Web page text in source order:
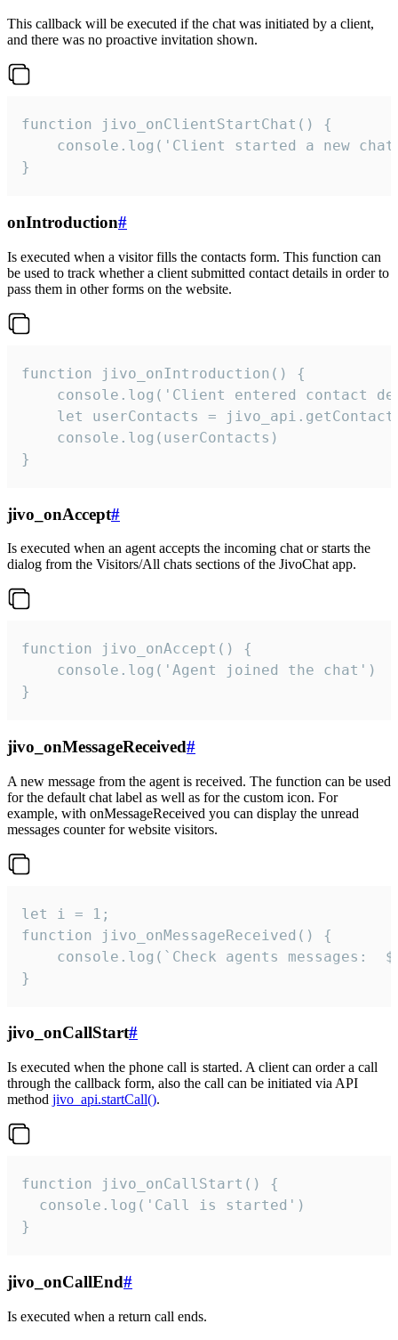
This callback will be executed if the chat was initiated by a client,
and there was no proactive invitation shown.
function jivo_onClientStartChat() {
console.log('Client started a new
}
onIntroduction#
Is executed when a visitor fills the contacts form. This function can
be used to track whether a client submitted contact details in order to
pass them in other forms on the website.
function jivo_onIntroduction() {
console.log('Client entered contact
let userContacts =
    console.log(userContacts)
}
jivo_onAccept#
Is executed when an agent accepts the incoming chat or starts the
dialog from the Visitors/All chats sections of the JivoChat app.
function jivo_onAccept() {
}
jivo_onMessageReceived#
A new message from the agent is received. The function can be used
for the default chat label as well as for the custom icon. For
example, with onMessageReceived you can display the unread
messages counter for website visitors.
let i = 1;
function jivo_onMessageReceived() {
}
jivo_onCallStart#
Is executed when the phone call is started. A client can order a call
through the callback form, also the call can be initiated via API
method jivo_api.startCall().
function jivo_onCallStart() {
  console.log('Call is started')
}
jivo_onCallEnd#
Is executed when a return call ends.